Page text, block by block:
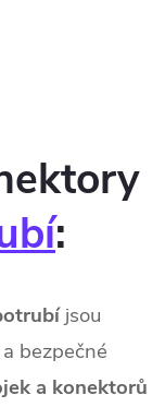
:
jsou
bezpečné
a konektorů